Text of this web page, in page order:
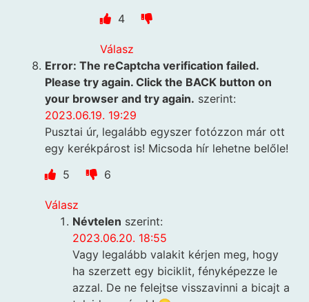
4
Válasz
Error: The reCaptcha verification failed.
Please try again. Click the BACK button on
your browser and try again. szerint:
2023.06.19. 19:29
Pusztai úr, legalább egyszer fotózzon már ott
egy kerékpárost is! Micsoda hír lehetne belőle!
5
6
Válasz
Névtelen szerint:
2023.06.20. 18:55
Vagy legalább valakit kérjen meg, hogy
ha szerzett egy biciklit, fényképezze le
azzal. De ne felejtse visszavinni a bicajt a